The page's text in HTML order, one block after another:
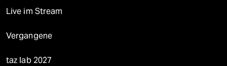
Live im Stream
Vergangene
taz lab 2027